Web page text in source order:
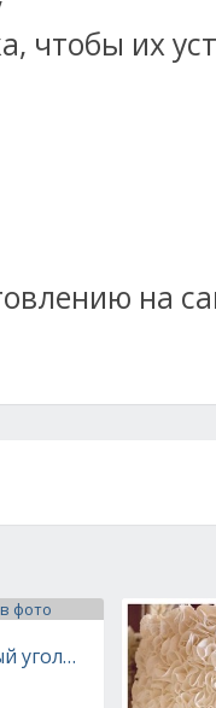
чтобы их
на
уголок: идеи в фото